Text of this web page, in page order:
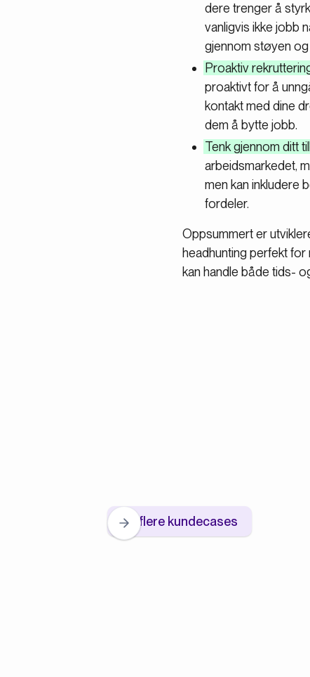
dere trenger å
vanligvis ikke jobb
gjennom støyen
Proaktiv
proaktivt for å
kontakt med dine
dem å bytte jobb.
Tenk gjennom ditt
arbeidsmarkedet,
men kan inkludere
fordeler.
Oppsummert er
headhunting perfekt
kan handle både tids-
Se flere kundecases